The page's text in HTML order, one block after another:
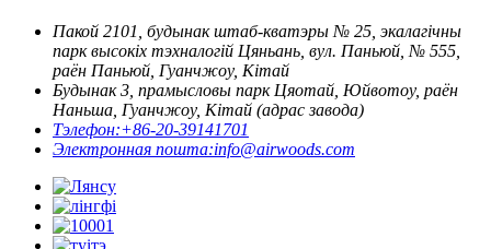
Пакой 2101, будынак штаб-кватэры № 25, экалагічны
парк высокіх тэхналогій Цяньань, вул. Паньюй, № 555,
раён Паньюй, Гуанчжоу, Кітай
Будынак 3, прамысловы парк Цяотай, Юйвотоу, раён
Наньша, Гуанчжоу, Кітай (адрас завода)
Тэлефон:+86-20-39141701
Электронная пошта:info@airwoods.com